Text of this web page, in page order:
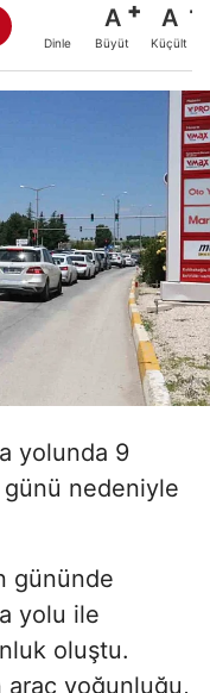
Dinle
A
Büyüt
A
Küçült
yolunda 9
nedeniyle
gününde
yolu ile
oluştu.
araç yoğunluğu,